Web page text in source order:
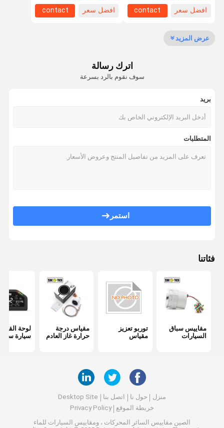
مراقبة الجودة اتصل بنا حالات
مقياس درجة حرارة الزيت
مقياس نسبة الوقود الجوي
افضل سعر
contact
افضل سعر
contact
عرض المزيد
اترك رسالة
سوف نقوم بالرد بسرعة
بريد
المتطلبات
استمر
فئاتنا
مقاييس سباق
السيارات
توربو تعزيز
مقياس
مقياس درجة
حرارة غاز العادم
لوحة
سيارة
منزل حول نا اتصل بنا
Desktop Site
خريطة الموقع
Privacy Policy
الصين مقاييس السائر المحركات ، ومقاييس السيارات للماء